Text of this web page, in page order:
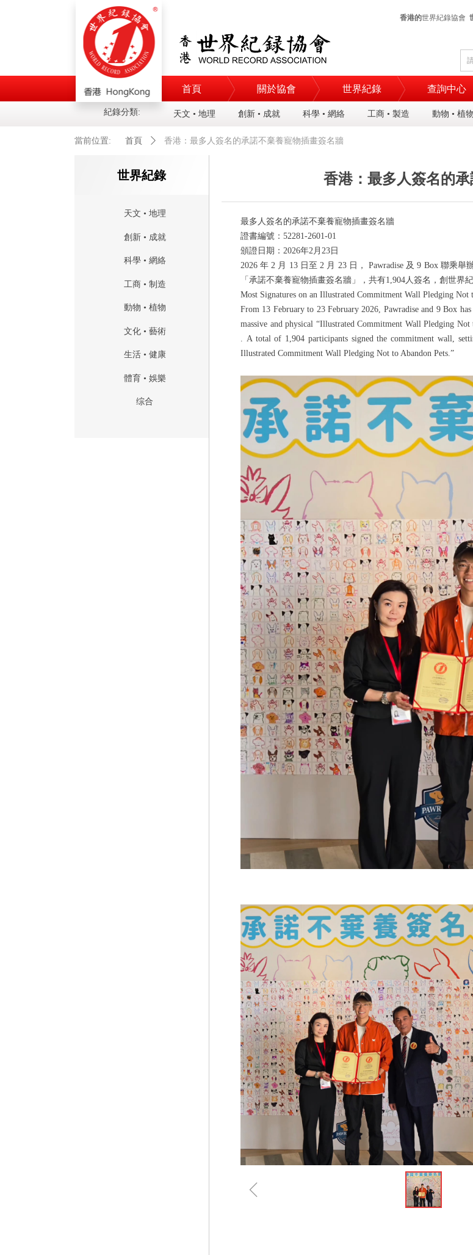
紀錄分類: 天文 • 地理 創新 • 成就 科學 • 網絡 工商 • 製造 動物 • 植物
首頁 關於協會 世界紀錄 查詢中心
香港的世界紀錄協會
天文 • 地理
創新 • 成就
科學 • 網絡
工商 • 制造
動物 • 植物
文化 • 藝術
生活 • 健康
體育 • 娛樂
综合
世界紀錄
當前位置:
香港：最多人簽名的
最多人簽名的承諾不棄養寵物插畫簽名牆
證書編號： 52281-2601-01
頒證日期： 2026年2月 23 日
2026年2 月 13 日至2 月 23 日，Pawradise 及9 Box 聯乘舉
「承諾不棄養寵物插畫簽名牆」，共有1,904人簽名，創世界
Most Signatures on an Illustrated Commitment Wall Pledging Not
From 13 February to 23February 2026, Pawradise and 9 Box
massive and physical “Illustrated Commitment Wall Pledging
. A total of 1,904 participants signed the commitment wall,
Illustrated Commitment Wall Pledging Not to Abandon Pets.”
ꁆ
首頁 ꄲ 香港：最多人簽名的承諾不棄養寵物插畫簽名牆